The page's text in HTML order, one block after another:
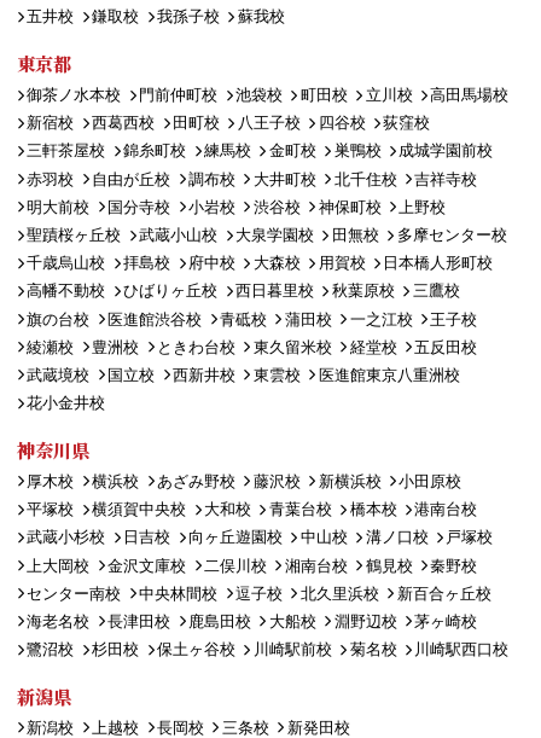
五井校
鎌取校 我孫子校 蘇我校
東京都
御茶ノ水本校 門前仲町校 池袋校 町田校 立川校
高田馬場校
新宿校
西葛西校 田町校 八王子校 四谷校
荻窪校
三軒茶屋校
錦糸町校 練馬校 金町校 巣鴨校
成城学園前校
赤羽校
自由が丘校 調布校 大井町校 北千住校
吉祥寺校
明大前校
国分寺校 小岩校 渋谷校 神保町校
上野校
聖蹟桜ヶ丘校
武蔵小山校 大泉学園校 田無校
多摩センター校
千歳烏山校
拝島校 府中校 大森校 用賀校
日本橋人形町校
高幡不動校
ひばりヶ丘校 西日暮里校 秋葉原校
三鷹校
旗の台校
医進館渋谷校 青砥校 蒲田校 一之江校
王子校
綾瀬校
豊洲校 ときわ台校 東久留米校 経堂校
五反田校
武蔵境校
国立校 西新井校 東雲校
医進館東京八重洲校
花小金井校
神奈川県
厚木校 横浜校 あざみ野校 藤沢校 新横浜校
小田原校
平塚校
横須賀中央校 大和校 青葉台校 橋本校
港南台校
武蔵小杉校
日吉校 向ヶ丘遊園校 中山校 溝ノ口校
戸塚校
上大岡校
金沢文庫校 二俣川校 湘南台校 鶴見校
秦野校
センター南校
中央林間校 逗子校 北久里浜校
新百合ヶ丘校
海老名校
長津田校 鹿島田校 大船校 淵野辺校
茅ヶ崎校
鷺沼校
杉田校 保土ヶ谷校 川崎駅前校 菊名校 川崎駅西口校
新潟県
新潟校 上越校 長岡校 三条校 新発田校